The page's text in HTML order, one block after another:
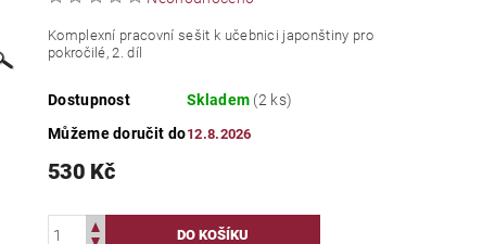
Komplexní pracovní sešit k učebnici japonštiny pro
pokročilé, 2. díl
Dostupnost Skladem (2 ks)
Můžeme doručit do12.8.2026
530 Kč